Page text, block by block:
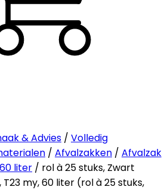
& Advies / Volledig
/ Afvalzakken / Afvalzak
liter / rol à 25 stuks, Zwart
my, 60 liter (rol à 25 stuks,